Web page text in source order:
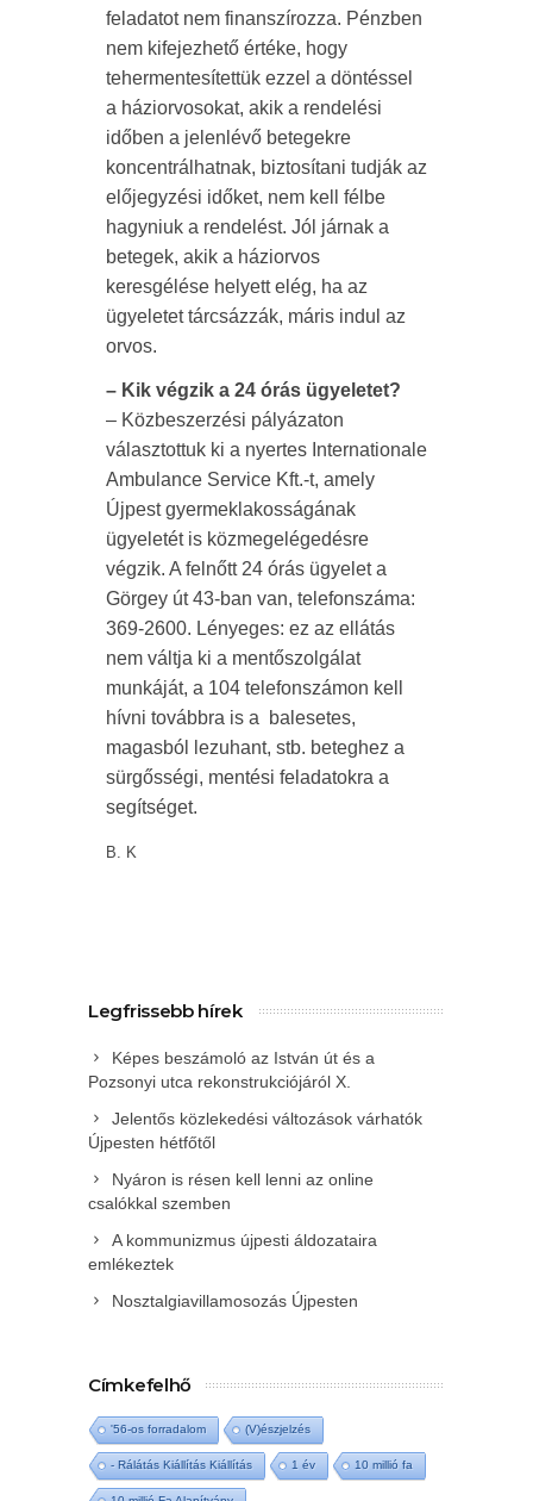
feladatot nem finanszírozza. Pénzben
nem kifejezhető értéke, hogy
tehermentesítettük ezzel a döntéssel
a háziorvosokat, akik a rendelési
időben a jelenlévő betegekre
koncentrálhatnak, biztosítani tudják az
előjegyzési időket, nem kell félbe
hagyniuk a rendelést. Jól járnak a
betegek, akik a háziorvos
keresgélése helyett elég, ha az
ügyeletet tárcsázzák, máris indul az
orvos.
– Kik végzik a 24 órás ügyeletet?
– Közbeszerzési pályázaton
választottuk ki a nyertes Internationale
Ambulance Service Kft.-t, amely
Újpest gyermeklakosságának
ügyeletét is közmegelégedésre
végzik. A felnőtt 24 órás ügyelet a
Görgey út 43-ban van, telefonszáma:
369-2600. Lényeges: ez az ellátás
nem váltja ki a mentőszolgálat
munkáját, a 104 telefonszámon kell
hívni továbbra is a balesetes,
magasból lezuhant, stb. beteghez a
sürgősségi, mentési feladatokra a
segítséget.
B. K
Legfrissebb hírek
Képes beszámoló az István út és a
Pozsonyi utca rekonstrukciójáról X.
Jelentős közlekedési változások várhatók
Újpesten hétfőtől
Nyáron is résen kell lenni az online
csalókkal szemben
A kommunizmus újpesti áldozataira
emlékeztek
Nosztalgiavillamosozás Újpesten
Címkefelhő
'56-os forradalom (V)észjelzés
- Rálátás Kiállítás Kiállítás 1 év 10 millió fa